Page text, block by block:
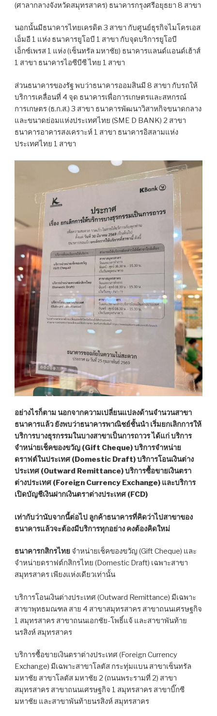
(ศาลากลางจังหวัดสมุทรสาคร) ธนาคารกรุงศรีอยุธยา 8 สาขา
นอกนั้นมีธนาคารไทยเครดิต 3 สาขา กับศูนย์ธุรกิจไมโครเอส
เอ็มอี 1 แห่ง ธนาคารยูโอบี 1 สาขา กับจุดบริการยูโอบี
เอ็กซ์เพรส 1 แห่ง (เซ็นทรัล มหาชัย) ธนาคารแลนด์แอนด์เฮ้าส์
1 สาขา ธนาคารไอซีบีซี ไทย 1 สาขา
ส่วนธนาคารของรัฐ พบว่าธนาคารออมสินมี 8 สาขา กับรถให้
บริการเคลื่อนที่ 4 จุด ธนาคารเพื่อการเกษตรและสหกรณ์
การเกษตร (ธ.ก.ส.) 3 สาขา ธนาคารพัฒนาวิสาหกิจขนาดกลาง
และขนาดย่อมแห่งประเทศไทย (SME D BANK) 2 สาขา
ธนาคารอาคารสงเคราะห์ 1 สาขา ธนาคารอิสลามแห่ง
ประเทศไทย 1 สาขา
อย่างไรก็ตาม นอกจากความเปลี่ยนแปลงด้านจำนวนสาขา
ธนาคารแล้ว ยังพบว่าธนาคารพาณิชย์ชั้นนำ เริ่มยกเลิกการให้
บริการบางธุรกรรมในบางสาขาเป็นการถาวร ได้แก่ บริการ
จำหน่ายเช็คของขวัญ (Gift Cheque) บริการจำหน่าย
ดราฟต์ในประเทศ (Domestic Draft) บริการโอนเงินต่าง
ประเทศ (Outward Remittance) บริการซื้อขายเงินตรา
ต่างประเทศ (Foreign Currency Exchange) และบริการ
เปิดบัญชีเงินฝากเงินตราต่างประเทศ (FCD)
เท่ากับว่านับจากนี้ต่อไป ลูกค้าธนาคารที่คิดว่าไปสาขาของ
ธนาคารแล้วจะต้องมีบริการทุกอย่าง คงต้องคิดใหม่
ธนาคารกสิกรไทย จำหน่ายเช็คของขวัญ (Gift Cheque) และ
จำหน่ายดราฟต์กสิกรไทย (Domestic Draft) เฉพาะสาขา
สมุทรสาคร เพียงแห่งเดียวเท่านั้น
บริการโอนเงินต่างประเทศ (Outward Remittance) มีเฉพาะ
สาขาพุทธมณฑล สาย 4 สาขาสมุทรสาคร สาขาถนนเศรษฐกิจ
1 สมุทรสาคร สาขาถนนเอกชัย-โพธิ์แจ้ และสาขาพันท้าย
นรสิงห์ สมุทรสาคร
บริการซื้อขายเงินตราต่างประเทศ (Foreign Currency
Exchange) มีเฉพาะสาขาโลตัส กระทุ่มแบน สาขาเซ็นทรัล
มหาชัย สาขาโลตัส มหาชัย 2 (ถนนพระรามที่ 2) สาขา
สมุทรสาคร สาขาถนนเศรษฐกิจ 1 สมุทรสาคร สาขาบิ๊กซี
มหาชัย และสาขาพันท้ายนรสิงห์ สมุทรสาคร